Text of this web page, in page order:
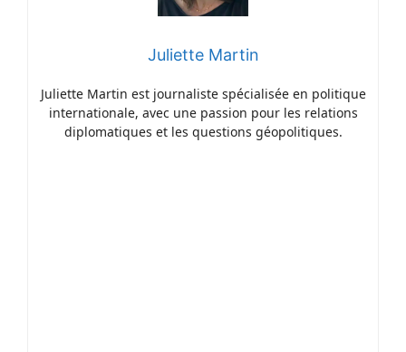
Juliette Martin
Juliette Martin est journaliste spécialisée en politique
internationale, avec une passion pour les relations
diplomatiques et les questions géopolitiques.